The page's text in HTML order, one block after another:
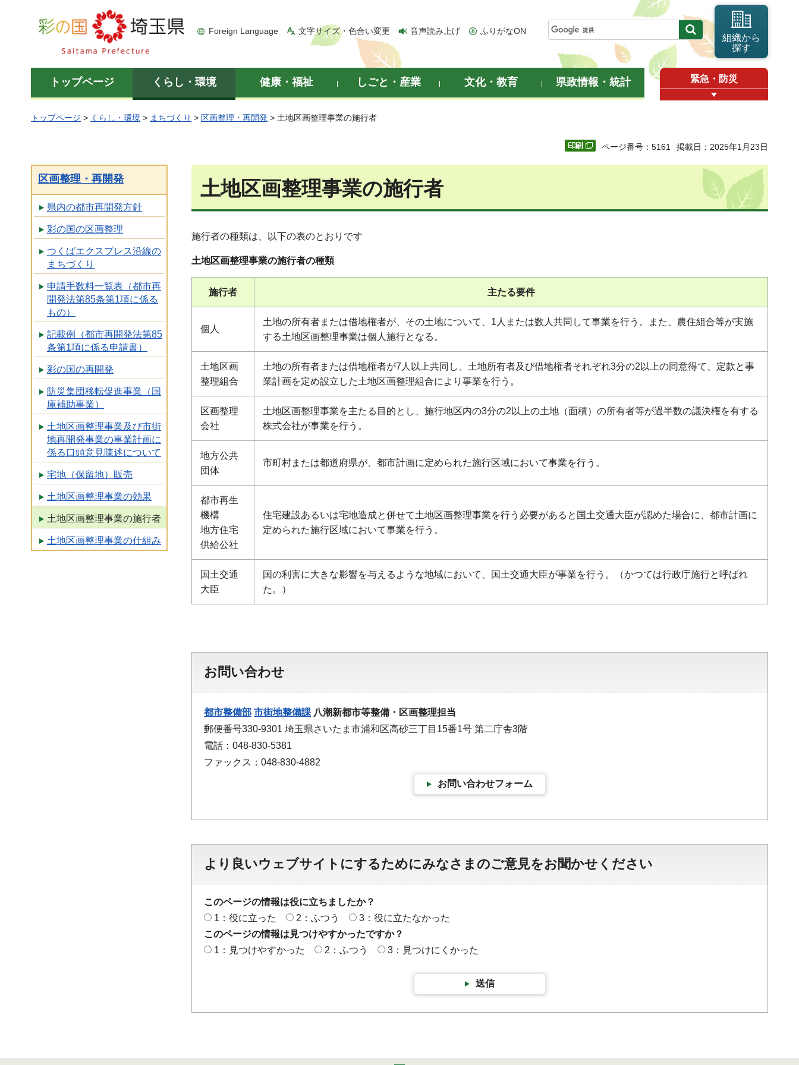
彩の国 埼玉県
Foreign Language 文字サイズ・色合い変更 音声読み上げ ふりがなON
組織から
探す
トップページ くらし・環境 健康・福祉 しごと・産業 文化・教育 県政情報・統計 緊急・防災
トップページ > くらし・環境 > まちづくり > 区画整理・再開発 > 土地区画整理事業の施行者
ページ番号：5161 掲載日：2025年1月23日
区画整理・再開発
県内の都市再開発方針
彩の国の区画整理
つくばエクスプレス沿線の
まちづくり
申請手数料一覧表（都市再
開発法第85条第1項に係る
もの）
記載例（都市再開発法第85
条第1項に係る申請書）
彩の国の再開発
防災集団移転促進事業（国
庫補助事業）
土地区画整理事業及び市街
地再開発事業の事業計画に
係る口頭意見陳述について
宅地（保留地）販売
土地区画整理事業の効果
土地区画整理事業の施行者
土地区画整理事業の仕組み
土地区画整理事業の施行者
施行者の種類は、以下の表のとおりです
土地区画整理事業の施行者の種類
施行者 主たる要件
個人
土地の所有者または借地権者が、その土地について、1人または数人共同して事業を行う。また、農住組合等が実施
する土地区画整理事業は個人施行となる。
土地区画
整理組合
土地の所有者または借地権者が7人以上共同し、土地所有者及び借地権者それぞれ3分の2以上の同意得て、定款と事
業計画を定め設立した土地区画整理組合により事業を行う。
区画整理
会社
土地区画整理事業を主たる目的とし、施行地区内の3分の2以上の土地（面積）の所有者等が過半数の議決権を有する
株式会社が事業を行う。
地方公共
団体
市町村または都道府県が、都市計画に定められた施行区域において事業を行う。
都市再生
機構
地方住宅
供給公社
住宅建設あるいは宅地造成と併せて土地区画整理事業を行う必要があると国土交通大臣が認めた場合に、都市計画に
定められた施行区域において事業を行う。
国土交通
大臣
国の利害に大きな影響を与えるような地域において、国土交通大臣が事業を行う。（かつては行政庁施行と呼ばれ
た。）
お問い合わせ
都市整備部 市街地整備課 八潮新都市等整備・区画整理担当
郵便番号330-9301 埼玉県さいたま市浦和区高砂三丁目15番1号 第二庁舎3階
電話：048-830-5381
ファックス：048-830-4882
お問い合わせフォーム
より良いウェブサイトにするためにみなさまのご意見をお聞かせください
このページの情報は役に立ちましたか？
1：役に立った
2：ふつう
3：役に立たなかった
このページの情報は見つけやすかったですか？
1：見つけやすかった
2：ふつう 3：見つけにくかった
送信